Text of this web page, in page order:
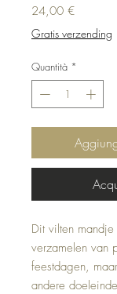
24,00 €Prezzo
Gratis verzending
Quantità *
Dit vilten
verzamelen van
feestdagen,
andere